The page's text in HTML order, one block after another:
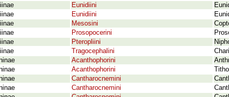
Eunidiini
Eunidiini
Mesosini
Prosopocerini
Pteropliini
Tragocephalini
Acanthophorini
Acanthophorini
Cantharocnemini
Cantharocnemini